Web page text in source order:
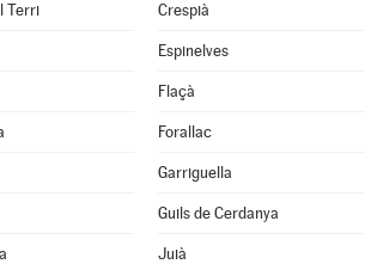
Terri Crespià
Espinelves
Flaçà
Forallac
Garriguella
Guils de Cerdanya
Juià